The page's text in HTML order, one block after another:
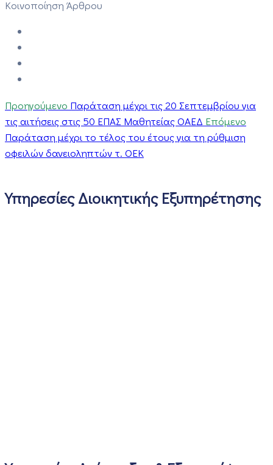
Κοινοποίηση Άρθρου
Προηγούμενο Παράταση μέχρι τις 20 Σεπτεμβρίου για
τις αιτήσεις στις 50 ΕΠΑΣ Μαθητείας ΟΑΕΔ Επόμενο
Παράταση μέχρι το τέλος του έτους για τη ρύθμιση
οφειλών δανειοληπτών τ. ΟΕΚ
Υπηρεσίες Διοικητικής Εξυπηρέτησης